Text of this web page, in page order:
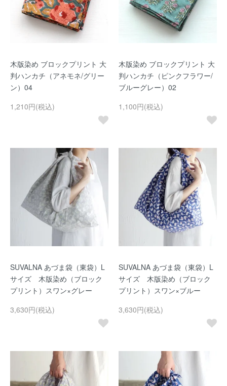
木版染め ブロックプリント 大
判ハンカチ（アネモネ/グリー
ン）04
1,210円(税込)
木版染め ブロックプリント 大
判ハンカチ（ピンクフラワー/
ブルーグレー）02
1,100円(税込)
SUVALNA あづま袋（東袋）L
サイズ 木版染め（ブロック
プリント）スワン×グレー
3,630円(税込)
SUVALNA あづま袋（東袋）L
サイズ 木版染め（ブロック
プリント）スワン×ブルー
3,630円(税込)